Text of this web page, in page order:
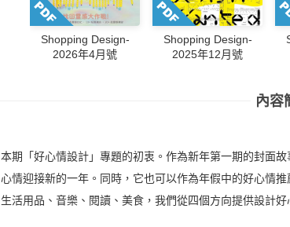
Shopping Design-
2026年4月號
Shopping Design-
2025年12月號
內容
本期「好心情設計」專題的初衷。作為新年第一期的封面
心情迎接新的一年。同時，它也可以作為年假中的好心情推
生活用品、音樂、閱讀、美食，我們從四個方向提供設計好